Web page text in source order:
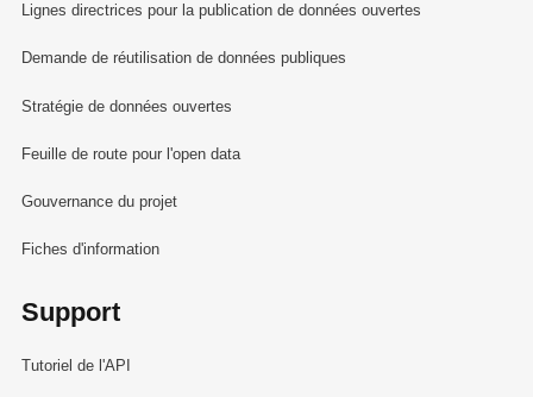
Lignes directrices pour la publication de données ouvertes
Demande de réutilisation de données publiques
Stratégie de données ouvertes
Feuille de route pour l'open data
Gouvernance du projet
Fiches d'information
Support
Tutoriel de l'API